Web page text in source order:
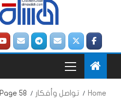
Home تواصل وأفكار Page 58